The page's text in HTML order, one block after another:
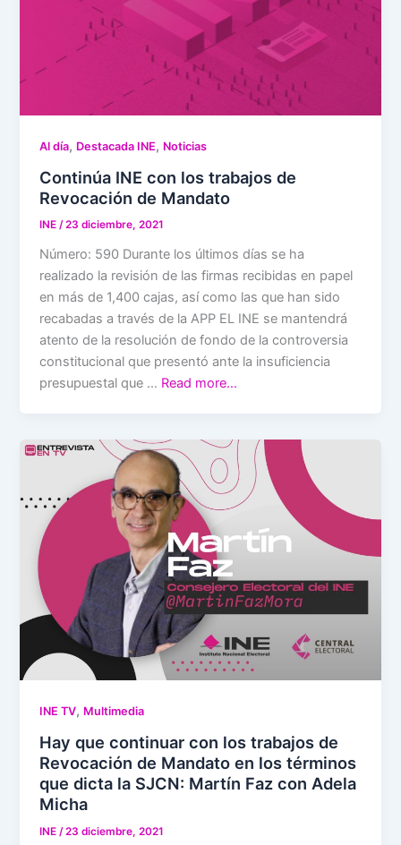
Al día, Destacada INE, Noticias
Continúa INE con los trabajos de
Revocación de Mandato
INE/23 diciembre, 2021
Número: 590 Durante los últimos días se ha
realizado la revisión de las firmas recibidas en papel
en más de 1,400 cajas, así como las que han sido
recabadas a través de la APP EL INE se mantendrá
atento de la resolución de fondo de la controversia
constitucional que presentó ante la insuficiencia
presupuestal que … Read more…
INE TV, Multimedia
Hay que continuar con los trabajos de
Revocación de Mandato en los términos
que dicta la SJCN: Martín Faz con Adela
Micha
INE /23 diciembre, 2021